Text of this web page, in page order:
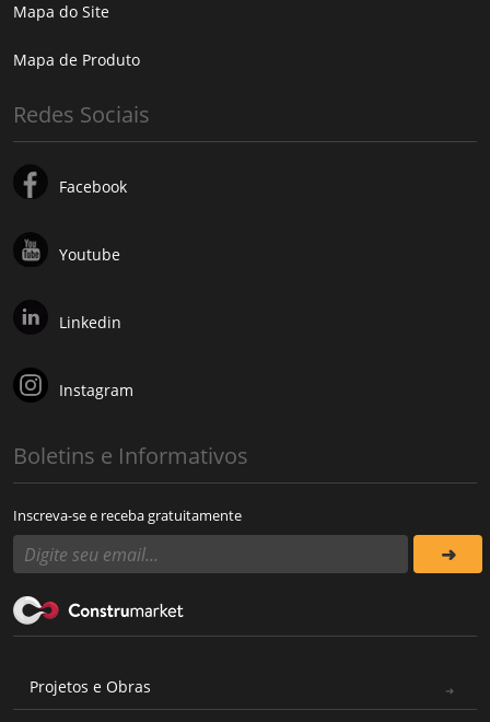
Mapa do Site
Mapa de Produto
Redes Sociais
Facebook
Youtube
Linkedin
Instagram
Boletins e Informativos
Inscreva-se e receba gratuitamente
Projetos e Obras